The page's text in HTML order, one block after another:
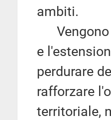
ambiti.
Vengono
e
perdurare
rafforzare
territoriale,